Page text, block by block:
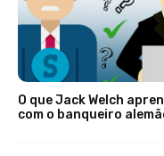
O que Jack Welch
com o banqueiro